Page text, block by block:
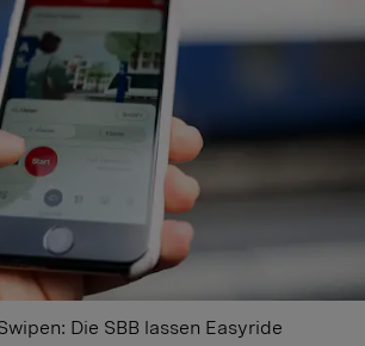
Die SBB lassen Easyride